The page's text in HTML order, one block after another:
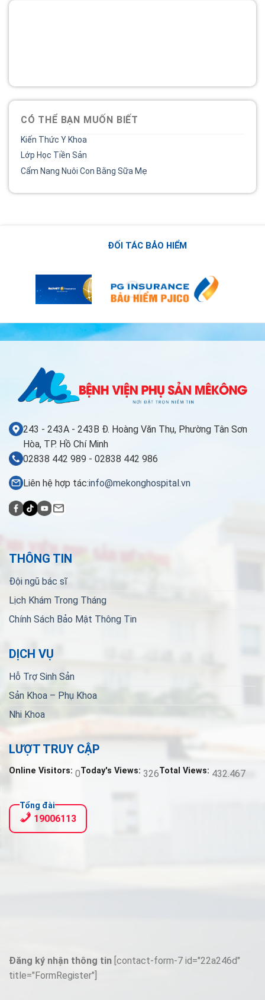
CÓ THỂ BẠN MUỐN BIẾT
Kiến Thức Y Khoa
Lớp Học Tiền Sản
Cẩm Nang Nuôi Con Bằng Sữa Mẹ
ĐỐI TÁC BẢO HIỂM
243 - 243A - 243B Đ. Hoàng Văn Thụ, Phường Tân Sơn
Hòa, TP. Hồ Chí Minh
02838 442 989 - 02838 442 986
Liên hệ hợp tác:info@mekonghospital.vn
THÔNG TIN
Đội ngũ bác sĩ
Lịch Khám Trong Tháng
Chính Sách Bảo Mật Thông Tin
DỊCH VỤ
Hỗ Trợ Sinh Sản
Sản Khoa – Phụ Khoa
Nhi Khoa
LƯỢT TRUY CẬP
Online Visitors: 0Today's Views: 326Total Views: 432.467
Tổng đài
19006113
Đăng ký nhận thông tin [contact-form-7 id="22a246d"
title="FormRegister"]